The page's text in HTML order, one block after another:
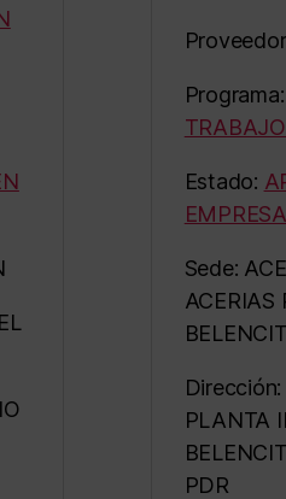
Programa:
Estado:
EMPRESA
Sede:
ACERIAS
PLANTA
PDR